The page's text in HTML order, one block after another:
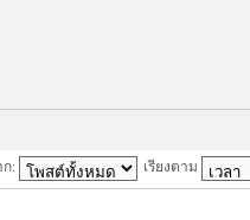
ก: เรียงตาม